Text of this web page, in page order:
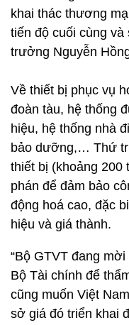
khai thác thương
tiến độ cuối cùng
trưởng Nguyễn
Về thiết bị phục vụ
đoàn tàu, hệ thống
hiệu, hệ thống nhà
bảo dưỡng,… Thứ
thiết bị (khoảng 200
phán để đảm bảo
động hoá cao, đặc
hiệu và giá thành.
“Bộ GTVT đang
Bộ Tài chính để
cũng muốn Việt
sở giá đó triển khai